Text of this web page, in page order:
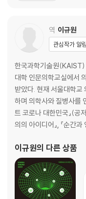
역 이규원
관심작가 알
한국과학기술원(KAIST)
대학 인문의학교실에서
받았다. 현재 서울대학교
하며 의학사와 질병사를
트 코로나 대한민국』(공
의의 아이디어』, 『순간
이규원의 다른 상품